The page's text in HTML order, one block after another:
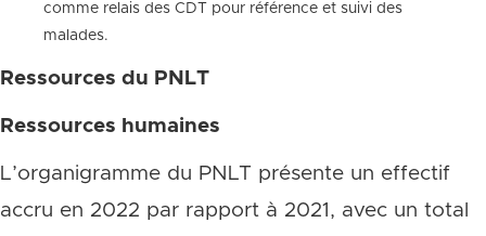
comme relais des CDT pour référence et suivi des
malades.
Ressources du PNLT
Ressources humaines
L’organigramme du PNLT présente un effectif
accru en 2022 par rapport à 2021, avec un total